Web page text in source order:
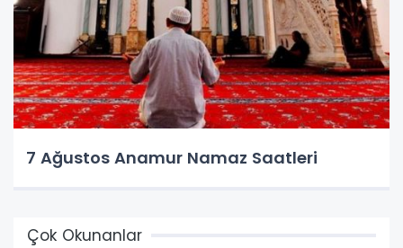
7 Ağustos Anamur Namaz Saatleri
Çok Okunanlar